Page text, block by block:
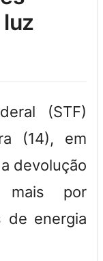
(STF)
(14), em
devolução
por
de energia